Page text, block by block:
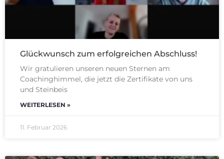
Glückwunsch zum erfolgreichen Abschluss!
Wir gratulieren unseren neuen Sternen am
Coachinghimmel, die jetzt die Zertifikate von uns
und Steinbeis
WEITERLESEN »
11. Februar 2026